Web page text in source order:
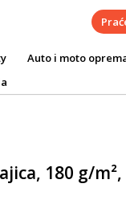
Auto i moto
180 g/